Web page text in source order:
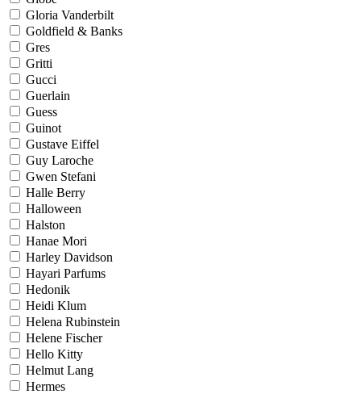
Gloria Vanderbilt
Goldfield & Banks
Gres
Gritti
Gucci
Guerlain
Guess
Guinot
Gustave Eiffel
Guy Laroche
Gwen Stefani
Halle Berry
Halloween
Halston
Hanae Mori
Harley Davidson
Hayari Parfums
Hedonik
Heidi Klum
Helena Rubinstein
Helene Fischer
Hello Kitty
Helmut Lang
Hermes